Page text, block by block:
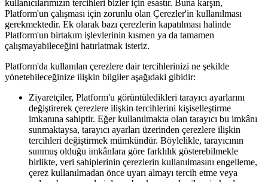
kullanıcılarımızın tercihleri bizler için esastır. Buna karşın,
Platform'un çalışması için zorunlu olan Çerezler'in kullanılması
gerekmektedir. Ek olarak bazı çerezlerin kapatılması halinde
Platform'un birtakım işlevlerinin kısmen ya da tamamen
çalışmayabileceğini hatırlatmak isteriz.
Platform'da kullanılan çerezlere dair tercihlerinizi ne şekilde
yönetebileceğinize ilişkin bilgiler aşağıdaki gibidir:
Ziyaretçiler, Platform'u görüntüledikleri tarayıcı ayarlarını
değiştirerek çerezlere ilişkin tercihlerini kişiselleştirme
imkanına sahiptir. Eğer kullanılmakta olan tarayıcı bu imkânı
sunmaktaysa, tarayıcı ayarları üzerinden çerezlere ilişkin
tercihleri değiştirmek mümkündür. Böylelikle, tarayıcının
sunmuş olduğu imkânlara göre farklılık gösterebilmekle
birlikte, veri sahiplerinin çerezlerin kullanılmasını engelleme,
çerez kullanılmadan önce uyarı almayı tercih etme veya